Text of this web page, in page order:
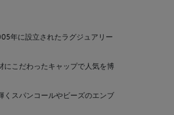
年に設立されたラグジュアリー
にこだわったキャップで人気を博
くスパンコールやビーズのエンブ